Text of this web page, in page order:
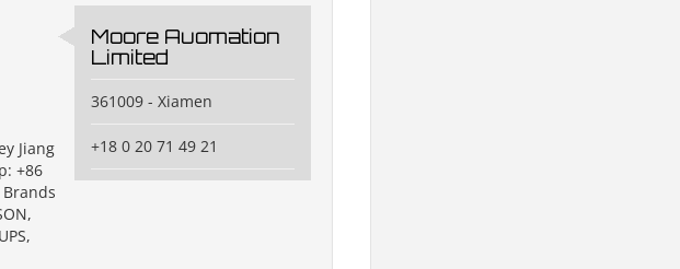
Jiang
+86
Brands
Moore Auomation
Limited
361009 - Xiamen
+18 0 20 71 49 21